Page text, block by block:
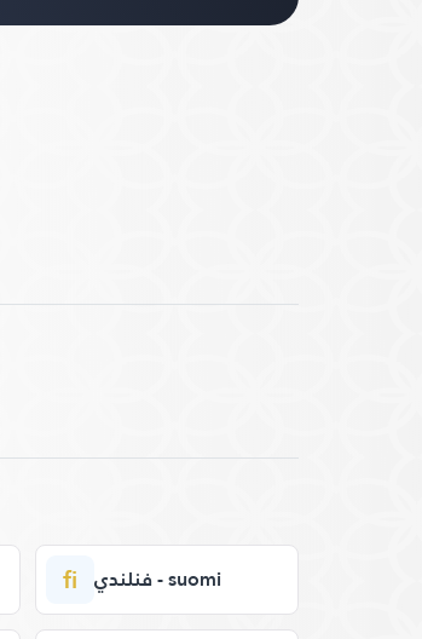
fi فنلندي - suomi